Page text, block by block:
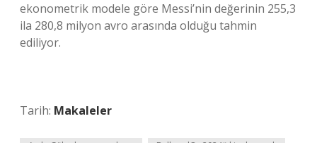
ekonometrik modele göre Messi’nin değerinin 255,3
ila 280,8 milyon avro arasında olduğu tahmin
ediliyor.
Tarih: Makaleler